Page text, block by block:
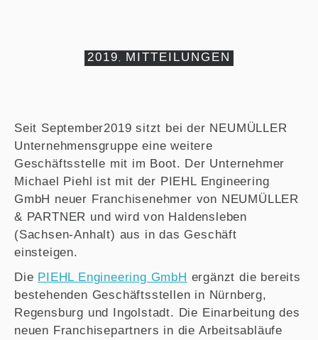
2019 MITTEILUNGEN
Seit September2019 sitzt bei der NEUMÜLLER
Unternehmensgruppe eine weitere
Geschäftsstelle mit im Boot. Der Unternehmer
Michael Piehl ist mit der PIEHL Engineering
GmbH neuer Franchisenehmer von NEUMÜLLER
& PARTNER und wird von Haldensleben
(Sachsen-Anhalt) aus in das Geschäft
einsteigen.
Die PIEHL Engineering GmbH ergänzt die bereits
bestehenden Geschäftsstellen in Nürnberg,
Regensburg und Ingolstadt. Die Einarbeitung des
neuen Franchisepartners in die Arbeitsabläufe